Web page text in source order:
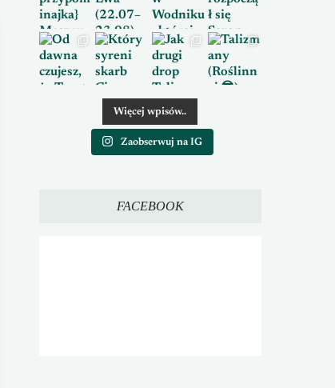
Więcej wpisów..
Zaobserwuj na IG
FACEBOOK